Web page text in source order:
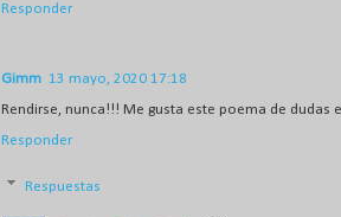
Responder
Gimm 13 mayo, 2020 17:18
Rendirse, nunca!!! Me gusta este poema de dudas
Responder
Respuestas